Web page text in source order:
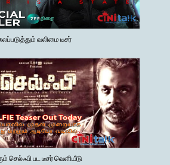
வலிமை டீசர்
செல்ஃபி பட டீசர் வெளியீடு